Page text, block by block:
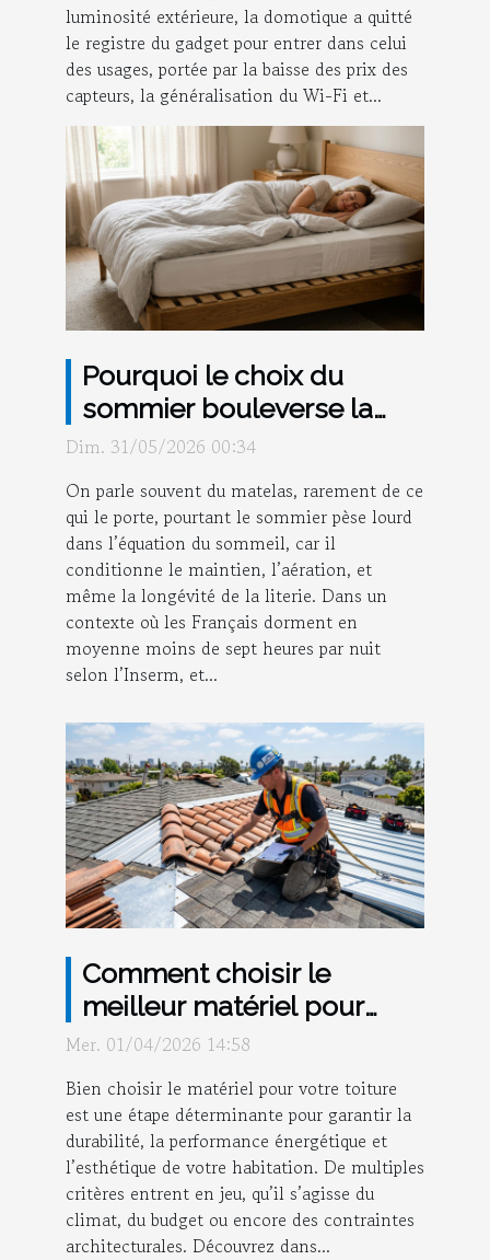
luminosité extérieure, la domotique a quitté
le registre du gadget pour entrer dans celui
des usages, portée par la baisse des prix des
capteurs, la généralisation du Wi-Fi et...
Pourquoi le choix du
sommier bouleverse la
qualité de votre sommeil
Dim. 31/05/2026 00:34
On parle souvent du matelas, rarement de ce
qui le porte, pourtant le sommier pèse lourd
dans l’équation du sommeil, car il
conditionne le maintien, l’aération, et
même la longévité de la literie. Dans un
contexte où les Français dorment en
moyenne moins de sept heures par nuit
selon l’Inserm, et...
Comment choisir le
meilleur matériel pour
votre toiture ?
Mer. 01/04/2026 14:58
Bien choisir le matériel pour votre toiture
est une étape déterminante pour garantir la
durabilité, la performance énergétique et
l’esthétique de votre habitation. De multiples
critères entrent en jeu, qu’il s’agisse du
climat, du budget ou encore des contraintes
architecturales. Découvrez dans...